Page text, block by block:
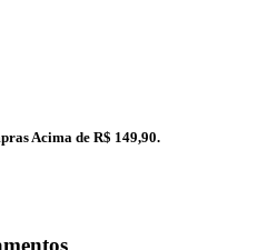
Acima de R$ 149,90.